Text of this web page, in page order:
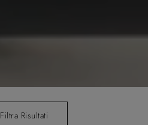
Filtra Risultati